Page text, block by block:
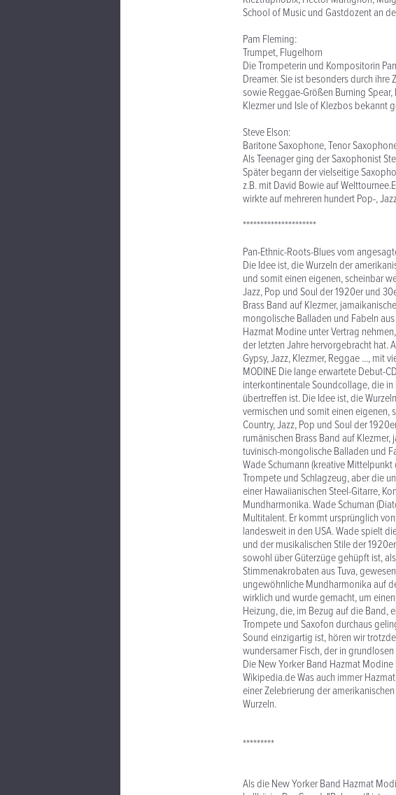
School of Music und Gastdozent an
Pam Fleming:
Trumpet, Flugelhorn
Die Trompeterin und Kompositorin
Dreamer. Sie ist besonders durch
sowie Reggae-Größen Burning
Klezmer und Isle of Klezbos bekannt
Steve Elson:
Baritone Saxophone, Tenor
Als Teenager ging der Saxophonist
Später begann der vielseitige
z.B. mit David Bowie auf
wirkte auf mehreren hundert Pop-,
*********************
Pan-Ethnic-Roots-Blues vom
Die Idee ist, die Wurzeln der
und somit einen eigenen, scheinbar
Jazz, Pop und Soul der 1920er und
Brass Band auf Klezmer,
mongolische Balladen und Fabeln
Hazmat Modine unter Vertrag
der letzten Jahre hervorgebracht hat.
Gypsy, Jazz, Klezmer, Reggae ..., mit
MODINE Die lange erwartete Debut-
interkontinentale Soundcollage, die
übertreffen ist. Die Idee ist, die
vermischen und somit einen eigenen,
Country, Jazz, Pop und Soul der
rumänischen Brass Band auf
tuvinisch-mongolische Balladen und
Wade Schumann (kreative
Trompete und Schlagzeug, aber die
einer Hawaiianischen Steel-Gitarre,
Mundharmonika. Wade Schuman
Multitalent. Er kommt ursprünglich
landesweit in den USA. Wade spielt
und der musikalischen Stile der
sowohl über Güterzüge gehüpft ist,
Stimmenakrobaten aus Tuva,
ungewöhnliche Mundharmonika auf
wirklich und wurde gemacht, um
Heizung, die, im Bezug auf die Band,
Trompete und Saxofon durchaus
Sound einzigartig ist, hören wir
wundersamer Fisch, der in
Die New Yorker Band Hazmat
Wikipedia.de Was auch immer
einer Zelebrierung der
Wurzeln.
*********
Als die New Yorker Band Hazmat